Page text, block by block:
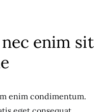
enim sit
enim condimentum.